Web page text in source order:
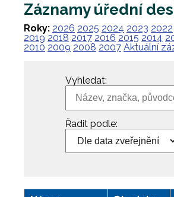
Záznamy úřední
Roky: 2026 2025 2024 2023 2022
2019 2018 2017 2016 2015 2014
2010 2009 2008 2007 Aktuální
Vyhledat:
Řadit podle: